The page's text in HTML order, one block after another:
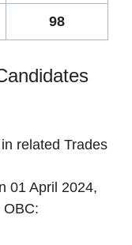
98
related Trades
01 April 2024,
OBC: